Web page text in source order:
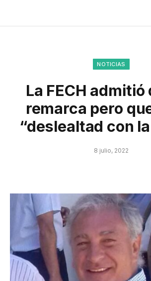
NOTICIAS
La FECH admitió
remarca pero
“deslealtad con
8 julio, 2022